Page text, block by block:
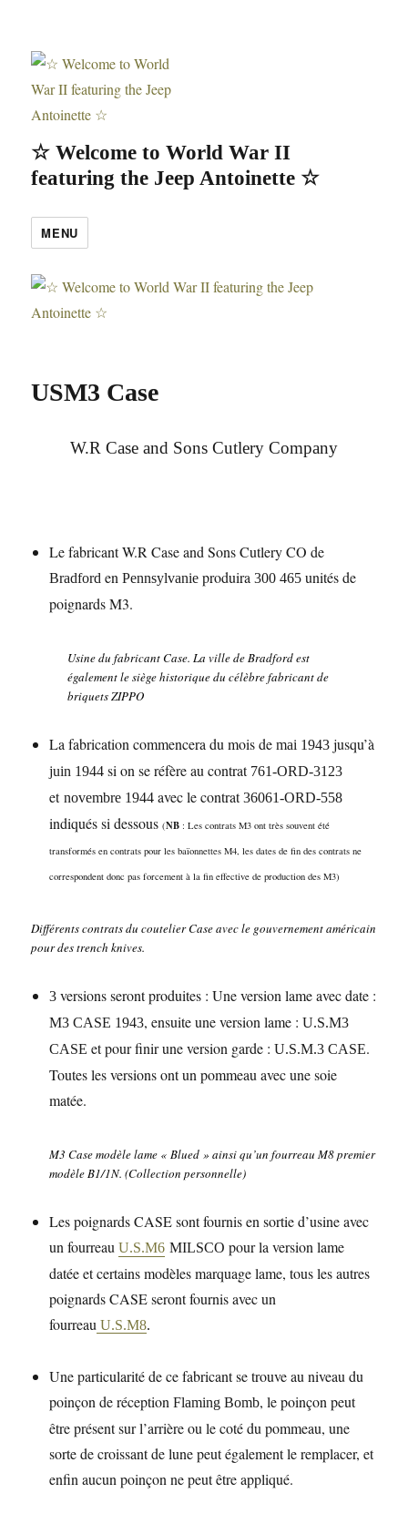
☆ Welcome to World War II
featuring the Jeep Antoinette ☆
MENU
USM3 Case
W.R Case and Sons Cutlery Company
Le fabricant W.R Case and Sons Cutlery CO de
Bradford enPennsylvanie produira300 465 unités de
poignards M3.
Usine du fabricant Case. La ville de Bradford est
également le siège historique du célèbre fabricant de
briquets ZIPPO
La fabrication commencera du mois demai 1943 jusqu’à
juin 1944 si on se réfère au contrat 761-ORD-3123
etnovembre 1944 avec le contrat36061-ORD-558
indiqués si dessous(NB : Les contrats M3 ont très souvent été
transformés en contrats pour les baïonnettes M4, les dates de fin des contrats ne
correspondent donc pas forcement à la fin effective de production des M3)
Différents contrats du coutelier Case avec le gouvernement américain
pour des trench knives.
3 versions seront produites : Une version lame avec date :
M3 CASE 1943, ensuite une version lame :U.S.M3
CASE et pour finir une version garde :U.S.M.3 CASE.
Toutes les versions ont un pommeau avec une soie
matée.
M3 Case modèle lame « Blued » ainsi qu’un fourreau M8 premier
modèle B1/1N. (Collection personnelle)
Les poignards CASE sont fournis en sortie d’usine avec
un fourreauU.S.M6 MILSCOpour la version lame
datée et certains modèles marquage lame, tous les autres
poignards CASE seront fournis avec un
fourreau U.S.M8.
Une particularité de ce fabricant se trouve au niveau du
poinçon de réceptionFlaming Bomb, le poinçon peut
être présent sur l’arrière ou le coté du pommeau, une
sorte de croissant de lune peut également le remplacer, et
enfin aucun poinçon ne peut être appliqué.